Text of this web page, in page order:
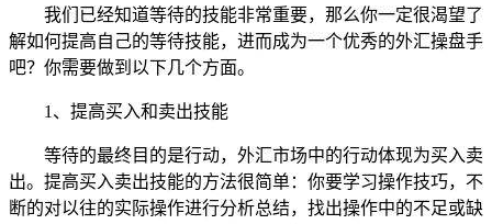
我们已经知道等待的技能非常重要，那么你一定很渴望了
解如何提高自己的等待技能，进而成为一个优秀的外汇操盘手
吧？你需要做到以下几个方面。
1、提高买入和卖出技能
等待的最终目的是行动，外汇市场中的行动体现为买入卖
出。提高买入卖出技能的方法很简单：你要学习操作技巧，不
断的对以往的实际操作进行分析总结，找出操作中的不足或缺